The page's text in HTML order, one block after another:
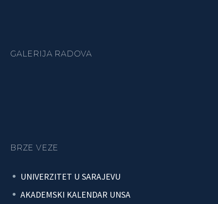
GALERIJA RADOVA
BRZE VEZE
UNIVERZITET U SARAJEVU
AKADEMSKI KALENDAR UNSA